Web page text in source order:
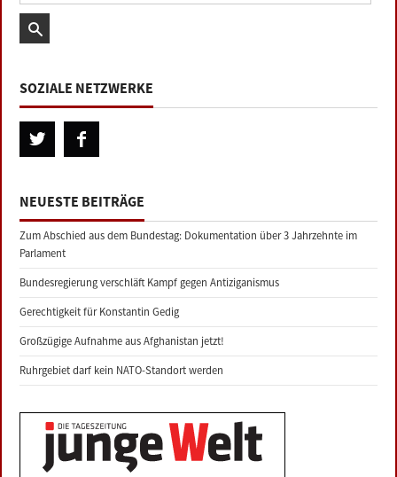
SOZIALE NETZWERKE
NEUESTE BEITRÄGE
Zum Abschied aus dem Bundestag: Dokumentation über 3 Jahrzehnte im
Parlament
Bundesregierung verschläft Kampf gegen Antiziganismus
Gerechtigkeit für Konstantin Gedig
Großzügige Aufnahme aus Afghanistan jetzt!
Ruhrgebiet darf kein NATO-Standort werden